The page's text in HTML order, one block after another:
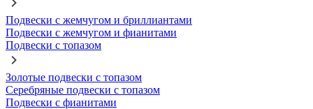
Подвески с жемчугом и бриллиантами
Подвески с жемчугом и фианитами
Подвески с топазом
Золотые подвески с топазом
Серебряные подвески с топазом
Подвески с фианитами